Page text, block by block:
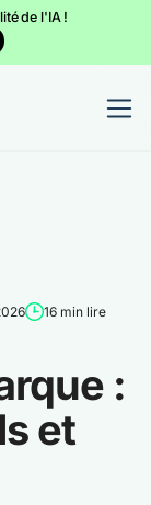
de l'IA !
16 min lire
:
et